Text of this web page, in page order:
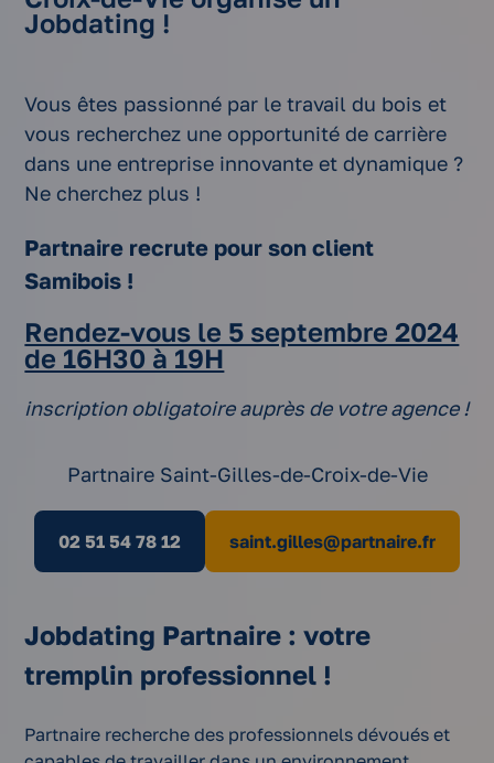
Jobdating !
Vous êtes passionné par le travail du bois et
vous recherchez une opportunité de carrière
dans une entreprise innovante et dynamique ?
Ne cherchez plus !
Partnaire recrute pour son client
Samibois !
Rendez-vous le 5 septembre 2024
de 16H30 à 19H
inscription obligatoire auprès de votre agence !
Partnaire Saint-Gilles-de-Croix-de-Vie
02 51 54 78 12 saint.gilles@partnaire.fr
Jobdating Partnaire : votre
tremplin professionnel !
Partnaire recherche des professionnels dévoués et